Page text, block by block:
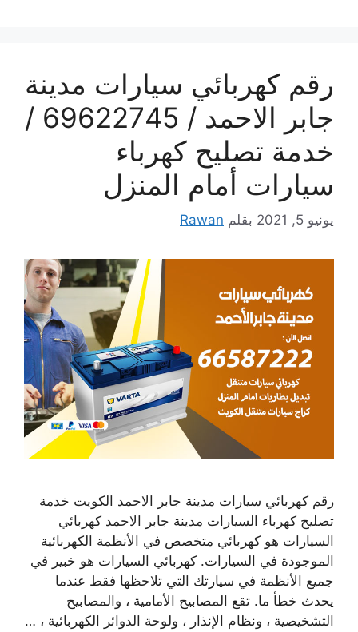
رقم كهربائي سيارات مدينة
جابر الاحمد / 69622745 /
خدمة تصليح كهرباء
سيارات أمام المنزل
يونيو 5, 2021 بقلم Rawan
رقم كهربائي سيارات مدينة جابر الاحمد الكويت خدمة
تصليح كهرباء السيارات مدينة جابر الاحمد كهربائي
السيارات هو كهربائي متخصص في الأنظمة الكهربائية
الموجودة في السيارات. كهربائي السيارات هو خبير في
جميع الأنظمة في سيارتك التي تلاحظها فقط عندما
يحدث خطأ ما. تقع المصابيح الأمامية ، والمصابيح
التشخيصية ، ونظام الإنذار ، ولوحة الدوائر الكهربائية ، …